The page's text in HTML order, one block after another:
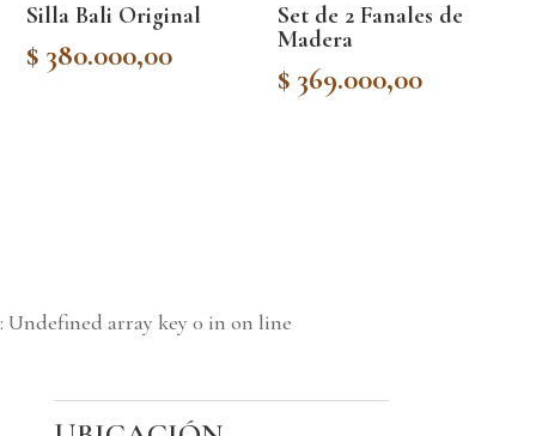
Silla Bali Original
$ 380.000,00
Set de 2 Fanales de
Madera
$ 369.000,00
: Undefined array key 0 in on line